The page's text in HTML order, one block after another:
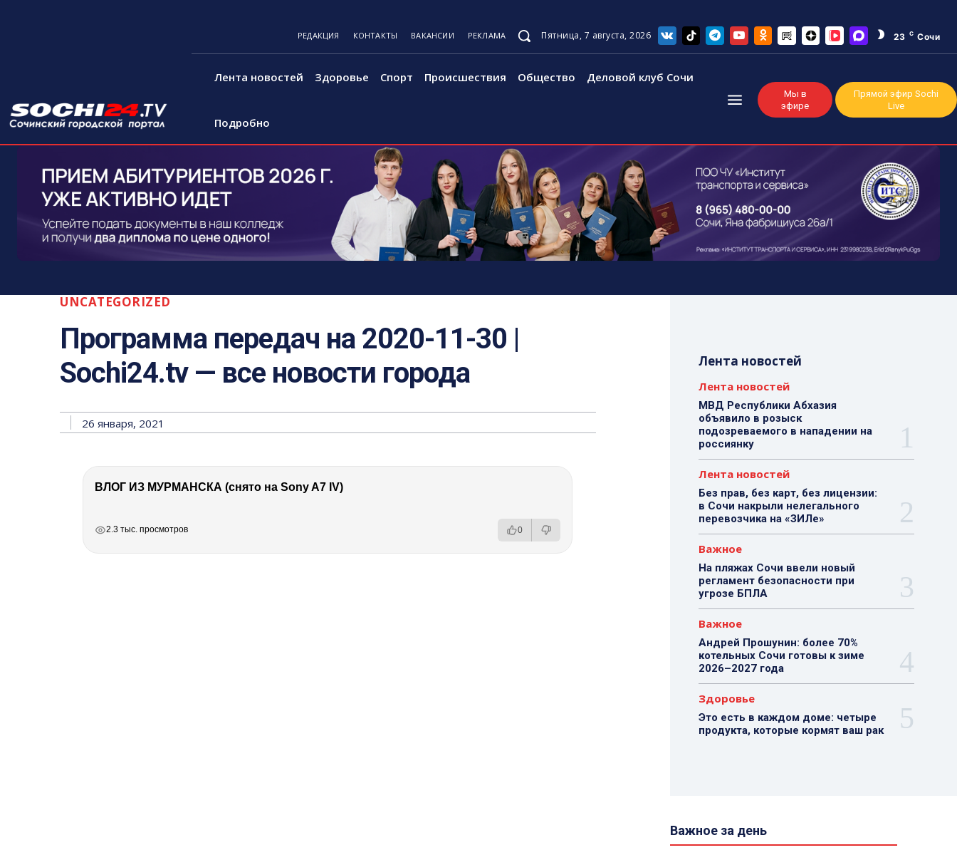
РЕДАКЦИЯ КОНТАКТЫ ВАКАНСИИ РЕКЛАМА Пятница, 7 августа, 2026 23 C Сочи
Лента новостей Здоровье Спорт Происшествия Общество Деловой клуб Сочи
Подробно
Мы в
эфире
Прямой эфир Sochi
Live
UNCATEGORIZED
Программа передач на 2020-11-30 |
Sochi24.tv — все новости города
26 января, 2021
ВЛОГ ИЗ МУРМАНСКА (снято на Sony A7 IV)
2.3 тыс. просмотров 0
Лента новостей
Лента новостей
МВД Республики Абхазия
объявило в розыск
подозреваемого в нападении на
россиянку
Лента новостей
Без прав, без карт, без лицензии:
в Сочи накрыли нелегального
перевозчика на «ЗИЛе»
Важное
На пляжах Сочи ввели новый
регламент безопасности при
угрозе БПЛА
Важное
Андрей Прошунин: более 70%
котельных Сочи готовы к зиме
2026–2027 года
Здоровье
Это есть в каждом доме: четыре
продукта, которые кормят ваш рак
Важное за день